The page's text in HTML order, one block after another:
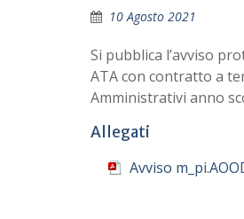
10 Agosto 2021
Si pubblica l’avviso
ATA con contratto a
Amministrativi anno
Allegati
Avviso